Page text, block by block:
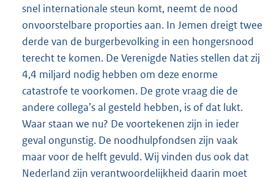
snel internationale steun komt, neemt de nood
onvoorstelbare proporties aan. In Jemen dreigt twee
derde van de burgerbevolking in een hongersnood
terecht te komen. De Verenigde Naties stellen dat zij
4,4 miljard nodig hebben om deze enorme
catastrofe te voorkomen. De grote vraag die de
andere collega’s al gesteld hebben, is of dat lukt.
Waar staan we nu? De voortekenen zijn in ieder
geval ongunstig. De noodhulpfondsen zijn vaak
maar voor de helft gevuld. Wij vinden dus ook dat
Nederland zijn verantwoordelijkheid daarin moet